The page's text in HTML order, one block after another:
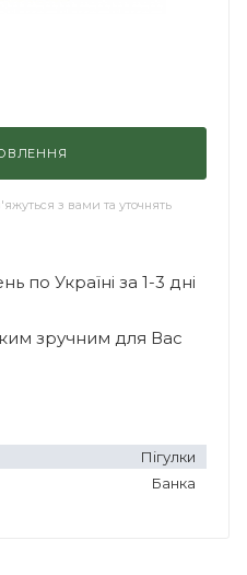
з вами та уточнять
по Україні за 1-3 дні
зручним для Вас
Пігулки
Банка